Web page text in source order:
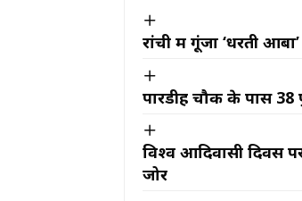
रांची में गूंजा ‘धरती
पारडीह चौक के पास 38
विश्व आदिवासी दिवस
जोर